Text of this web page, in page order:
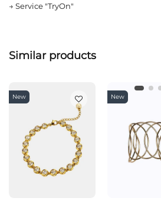
→ Service "TryOn"
Similar products
New New